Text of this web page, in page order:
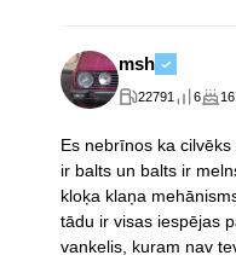
msh
22791 6
Es nebrīnos ka
ir balts un balts ir
kloķa klaņa
tādu ir visas iespējas
vankelis, kuram nav